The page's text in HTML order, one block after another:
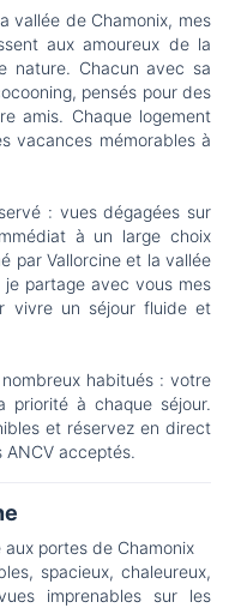
vallée de Chamonix, mes
aux amoureux de la
nature. Chacun avec sa
pensés pour des
amis. Chaque logement
vacances mémorables à
: vues dégagées sur
à un large choix
par Vallorcine et la vallée
partage avec vous mes
vivre un séjour fluide et
habitués : votre
priorité à chaque séjour.
et réservez en direct
acceptés.
portes de Chamonix
spacieux, chaleureux,
imprenables sur les